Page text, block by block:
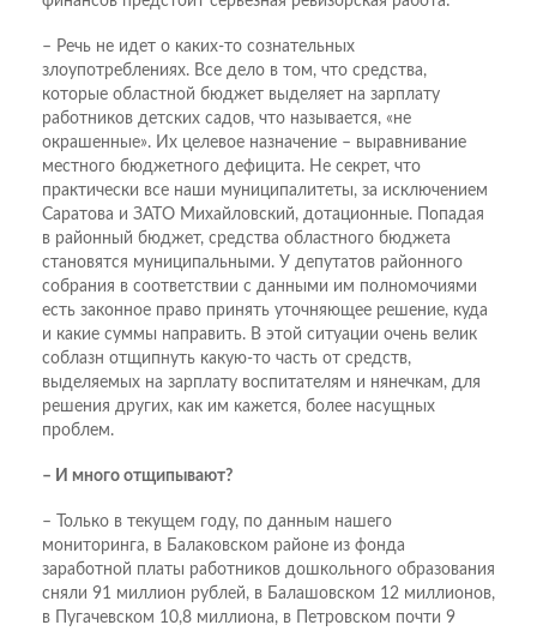
– Речь не идет о каких-то сознательных
злоупотреблениях. Все дело в том, что средства,
которые областной бюджет выделяет на зарплату
работников детских садов, что называется, «не
окрашенные». Их целевое назначение – выравнивание
местного бюджетного дефицита. Не секрет, что
практически все наши муниципалитеты, за исключением
Саратова и ЗАТО Михайловский, дотационные. Попадая
в районный бюджет, средства областного бюджета
становятся муниципальными. У депутатов районного
собрания в соответствии с данными им полномочиями
есть законное право принять уточняющее решение, куда
и какие суммы направить. В этой ситуации очень велик
соблазн отщипнуть какую-то часть от средств,
выделяемых на зарплату воспитателям и нянечкам, для
решения других, как им кажется, более насущных
проблем.
– И много отщипывают?
– Только в текущем году, по данным нашего
мониторинга, в Балаковском районе из фонда
заработной платы работников дошкольного образования
сняли 91 миллион рублей, в Балашовском 12 миллионов,
в Пугачевском 10,8 миллиона, в Петровском почти 9